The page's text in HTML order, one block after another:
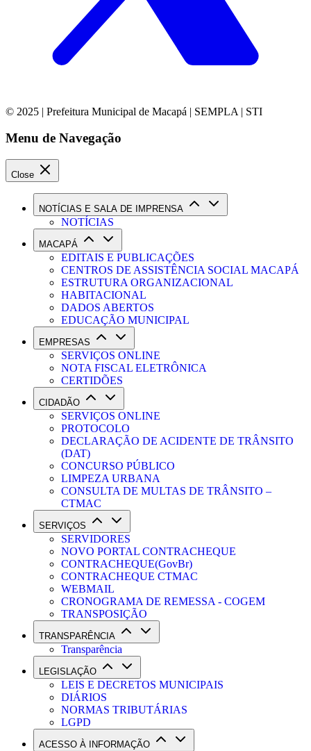
© 2025 | Prefeitura Municipal de Macapá | SEMPLA | STI
Menu de Navegação
Close
NOTÍCIAS E SALA DE IMPRENSA
NOTÍCIAS
MACAPÁ
EDITAIS E PUBLICAÇÕES
CENTROS DE ASSISTÊNCIA SOCIAL MACAPÁ
ESTRUTURA ORGANIZACIONAL
HABITACIONAL
DADOS ABERTOS
EDUCAÇÃO MUNICIPAL
EMPRESAS
SERVIÇOS ONLINE
NOTA FISCAL ELETRÔNICA
CERTIDÕES
CIDADÃO
SERVIÇOS ONLINE
PROTOCOLO
DECLARAÇÃO DE ACIDENTE DE TRÂNSITO
(DAT)
CONCURSO PÚBLICO
LIMPEZA URBANA
CONSULTA DE MULTAS DE TRÂNSITO –
CTMAC
SERVIÇOS
SERVIDORES
NOVO PORTAL CONTRACHEQUE
CONTRACHEQUE(GovBr)
CONTRACHEQUE CTMAC
WEBMAIL
CRONOGRAMA DE REMESSA - COGEM
TRANSPOSIÇÃO
TRANSPARÊNCIA
Transparência
LEGISLAÇÃO
LEIS E DECRETOS MUNICIPAIS
DIÁRIOS
NORMAS TRIBUTÁRIAS
LGPD
ACESSO À INFORMAÇÃO